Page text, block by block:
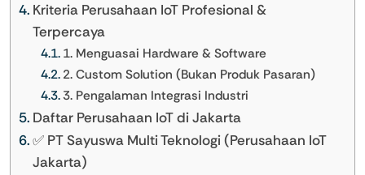
Kriteria Perusahaan IoT Profesional &
Terpercaya
1. Menguasai Hardware & Software
2. Custom Solution (Bukan Produk Pasaran)
3. Pengalaman Integrasi Industri
Daftar Perusahaan IoT di Jakarta
✅ PT Sayuswa Multi Teknologi (Perusahaan IoT
Jakarta)